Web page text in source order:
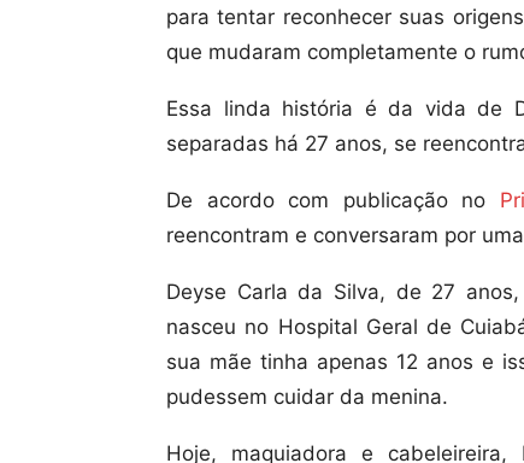
para tentar reconhecer suas
que mudaram completamente o
Essa linda história é da vida de
separadas há 27 anos, se
De acordo com publicação no
reencontram e conversaram por
Deyse Carla da Silva, de 27
nasceu no Hospital Geral de
sua mãe tinha apenas 12 anos e
pudessem cuidar da menina.
Hoje, maquiadora e